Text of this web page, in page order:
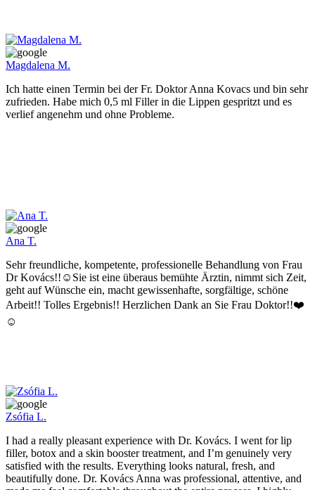
Magdalena M.
Ich hatte einen Termin bei der Fr. Doktor Anna Kovacs und bin sehr
zufrieden. Habe mich 0,5 ml Filler in die Lippen gespritzt und es
verlief angenehm und ohne Probleme.
Ana T.
Sehr freundliche, kompetente, professionelle Behandlung von Frau
Dr Kovács!!☺️Sie ist eine überaus bemühte Ärztin, nimmt sich Zeit,
geht auf Wünsche ein, macht gewissenhafte, sorgfältige, schöne
Arbeit!! Tolles Ergebnis!! Herzlichen Dank an Sie Frau Doktor!!❤️
☺️
Zsófia L.
I had a really pleasant experience with Dr. Kovács. I went for lip
filler, botox and a skin booster treatment, and I’m genuinely very
satisfied with the results. Everything looks natural, fresh, and
beautifully done. Dr. Kovács Anna was professional, attentive, and